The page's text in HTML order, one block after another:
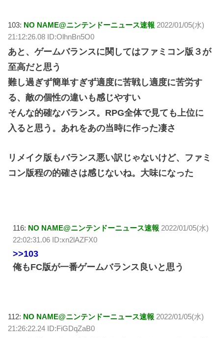
103: NO NAME@ニンテンドーニュース速報 2022/01/05(水)
21:12:26.08 ID:OlhnBn5O0
あと、ゲームバランスに関してはファミコン版３が
至高だと思う
難し過ぎず簡単すぎず適度に苦戦し適度に苦労す
る、敵の個性の違いも感じやすい
そんな的確なバランス。RPG全体で見ても上位に
入ると思う。あれをあの当時に作った凄さ
リメイク版もバランス悪い訳じゃないけど、ファミ
コン版程の的確さは感じないね。大味になった
116: NO NAME@ニンテンドーニュース速報 2022/01/05(水)
22:02:31.06 ID:xn2lAZFX0
>>103
俺もFC版が一番ゲームバランス良いと思う
112: NO NAME@ニンテンドーニュース速報 2022/01/05(水)
21:26:22.24 ID:FiGDqZaB0